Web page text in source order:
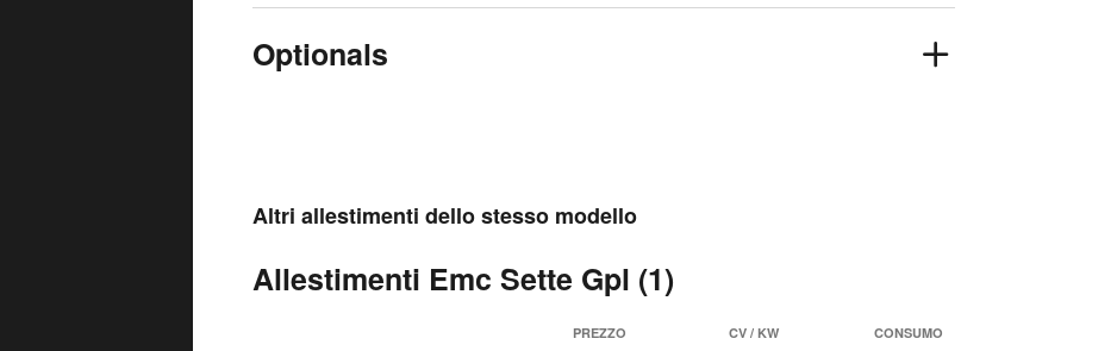
Optionals
Altri allestimenti dello stesso modello
Allestimenti Emc Sette Gpl (1)
PREZZO CV / KW CONSUMO